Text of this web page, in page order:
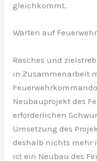
gleichkommt.
Warten auf
Rasches und
in Zusammenarbeit
Neubauprojekt des
erforderlichen
Umsetzung des
deshalb nichts mehr
ist ein Neubau des